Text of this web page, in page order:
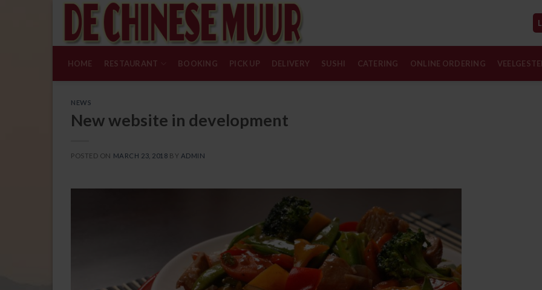
Skip
content
HOME RESTAURANT BOOKING PICK UP DELIVERY SUSHI CATERING ONLINE ORDERING
NEWS
New website in development
POSTED ON MARCH 23, 2018 BY ADMIN